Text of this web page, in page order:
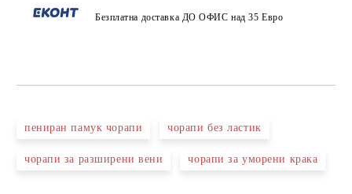
Безплатна доставка ДО ОФИС над 35 Евро
пениран памук чорапи чорапи без ластик
чорапи за разширени вени чорапи за уморени крака